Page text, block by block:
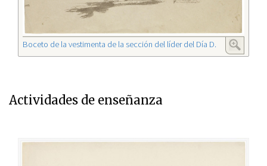
Boceto de la vestimenta de la sección del líder del Día D.
Actividades de enseñanza